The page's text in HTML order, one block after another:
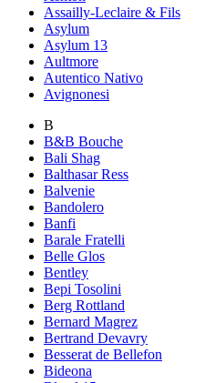
Assailly-Leclaire & Fils
Asylum
Asylum 13
Aultmore
Autentico Nativo
Avignonesi
B
B&B Bouche
Bali Shag
Balthasar Ress
Balvenie
Bandolero
Banfi
Barale Fratelli
Belle Glos
Bentley
Bepi Tosolini
Berg Rottland
Bernard Magrez
Bertrand Devavry
Besserat de Bellefon
Bideona